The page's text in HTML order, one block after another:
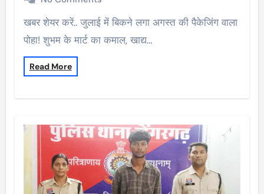
खबर शेयर करें.. जुलाई में बिकने लगा अगस्त की पैकेजिंग वाला
पोहा! शुभम के मार्ट का कमाल, खाद्य…
Read More